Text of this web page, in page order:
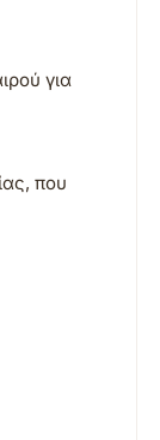
για
που